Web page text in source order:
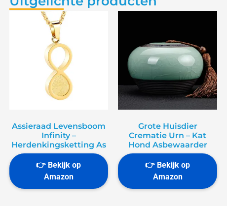
Assieraad Levensboom
Infinity –
Herdenkingsketting As
Grote Huisdier
Crematie Urn – Kat
Hond Asbewaarder